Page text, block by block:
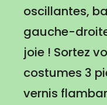
oscillantes,
gauche-
joie ! Sortez
costumes 3
vernis